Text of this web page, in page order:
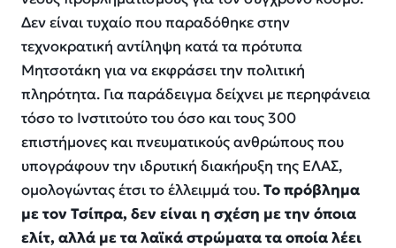
Δεν είναι τυχαίο που παραδόθηκε στην
τεχνοκρατική αντίληψη κατά τα πρότυπα
Μητσοτάκη για να εκφράσει την πολιτική
πληρότητα. Για παράδειγμα δείχνει με περηφάνεια
τόσο το Ινστιτούτο του όσο και τους 300
επιστήμονες και πνευματικούς ανθρώπους που
υπογράφουν την ιδρυτική διακήρυξη της ΕΛΑΣ,
ομολογώντας έτσι το έλλειμμά του.Το πρόβλημα
με τον Τσίπρα, δεν είναι η σχέση με την όποια
ελίτ, αλλά με τα λαϊκά στρώματα τα οποία λέει